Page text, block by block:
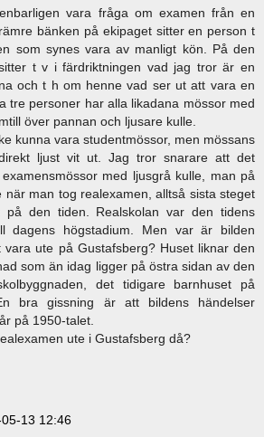
vara fråga om examen från en
bänken på ekipaget sitter en person t
som synes vara av manligt kön. På den
t v i färdriktningen vad jag tror är en
och t h om henne vad ser ut att vara en
tre personer har alla likadana mössor med
över pannan och ljusare kulle.
kunna vara studentmössor, men mössans
ljust vit ut. Jag tror snarare att det
med ljusgrå kulle, man på
när man tog realexamen, alltså sista steget
på den tiden. Realskolan var den tidens
dagens högstadium. Men var är bilden
vara ute på Gustafsberg? Huset liknar den
som än idag ligger på östra sidan av den
det tidigare barnhuset på
bra gissning är att bildens händelser
på 1950-talet.
ute i Gustafsberg då?
13 12:46